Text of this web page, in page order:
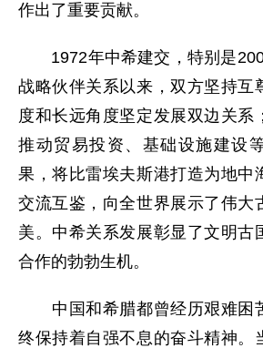
作出了重要贡献。
1972年中希建交，特别是
战略伙伴关系以来，双方坚持互
度和长远角度坚定发展双边关系
推动贸易投资、基础设施建设
果，将比雷埃夫斯港打造为地中
交流互鉴，向全世界展示了伟大
美。中希关系发展彰显了文明古
合作的勃勃生机。
中国和希腊都曾经历艰难困
终保持着自强不息的奋斗精神。